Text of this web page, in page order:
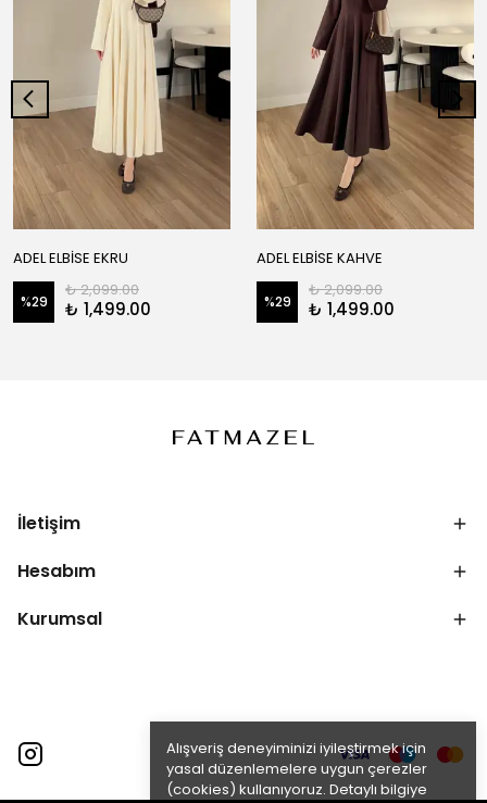
Alışveriş deneyiminizi iyileştirmek için
yasal düzenlemelere uygun çerezler
(cookies) kullanıyoruz. Detaylı bilgiye
ADEL ELBİSE EKRU
%29
₺ 2,099.00
₺ 1,499.00
ADEL ELBİSE KAHVE
%29
₺ 2,099.00
₺ 1,499.00
İletişim
Hesabım
Kurumsal